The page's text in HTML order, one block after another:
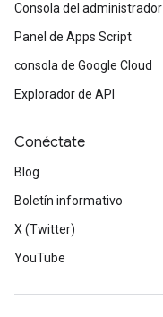
Consola del administrador
Panel de Apps Script
consola de Google Cloud
Explorador de API
Conéctate
Blog
Boletín informativo
X (Twitter)
YouTube